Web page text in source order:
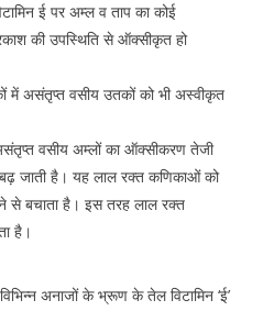
ई पर अम्ल व ताप का कोई
की उपस्थिति से ऑक्सीकृत हो
में असंतृप्त वसीय उतकों को भी अस्वीकृत
वसीय अम्लों का ऑक्सीकरण तेजी
जाती है। यह लाल रक्त कणिकाओं को
से बचाता है। इस तरह लाल रक्त
है।
विभिन्न अनाजों के भ्रूण के तेल विटामिन ‘ई’